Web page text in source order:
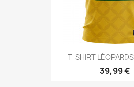
T-SHIRT
39,99 €